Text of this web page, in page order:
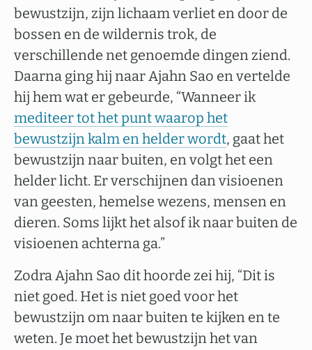
bewustzijn, zijn lichaam verliet en door de
bossen en de wildernis trok, de
verschillende net genoemde dingen ziend.
Daarna ging hij naar Ajahn Sao en vertelde
hij hem wat er gebeurde, “Wanneer ik
mediteer tot het punt waarop het
bewustzijn kalm en helder wordt, gaat het
bewustzijn naar buiten, en volgt het een
helder licht. Er verschijnen dan visioenen
van geesten, hemelse wezens, mensen en
dieren. Soms lijkt het alsof ik naar buiten de
visioenen achterna ga.”
Zodra Ajahn Sao dit hoorde zei hij, “Dit is
niet goed. Het is niet goed voor het
bewustzijn om naar buiten te kijken en te
weten. Je moet het bewustzijn het van